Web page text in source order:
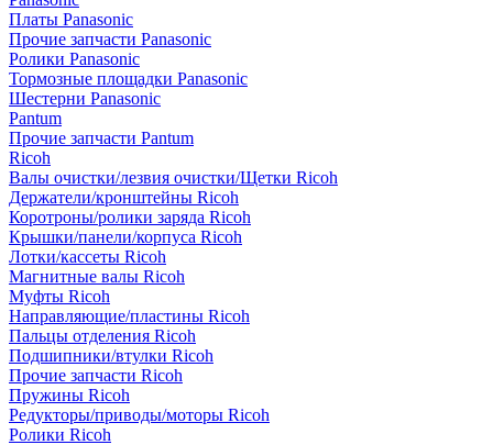
Платы Panasonic
Прочие запчасти Panasonic
Ролики Panasonic
Тормозные площадки Panasonic
Шестерни Panasonic
Pantum
Прочие запчасти Pantum
Ricoh
Валы очистки/лезвия очистки/Щетки Ricoh
Держатели/кронштейны Ricoh
Коротроны/ролики заряда Ricoh
Крышки/панели/корпуса Ricoh
Лотки/кассеты Ricoh
Магнитные валы Ricoh
Муфты Ricoh
Направляющие/пластины Ricoh
Пальцы отделения Ricoh
Подшипники/втулки Ricoh
Прочие запчасти Ricoh
Пружины Ricoh
Редукторы/приводы/моторы Ricoh
Ролики Ricoh